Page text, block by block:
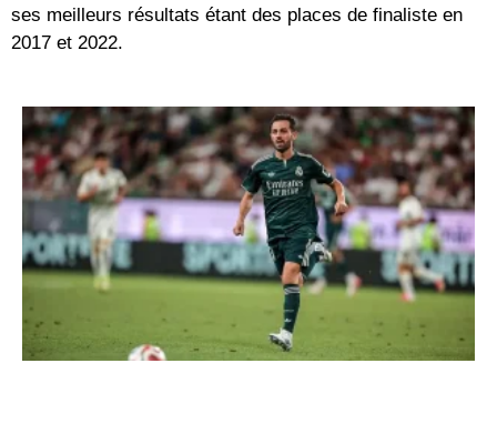
ses meilleurs résultats étant des places de finaliste en
2017 et 2022.